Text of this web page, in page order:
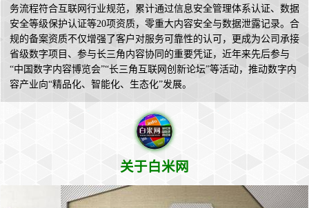
务流程符合互联网行业规范，累计通过信息安全管理体系认证、数据
安全等级保护认证等20项资质，零重大内容安全与数据泄露记录。合
规的备案资质不仅增强了客户对服务可靠性的认可，更成为公司承接
省级数字项目、参与长三角内容协同的重要凭证，近年来先后参与
“中国数字内容博览会”“长三角互联网创新论坛”等活动，推动数字内
容产业向“精品化、智能化、生态化”发展。
关于白米网